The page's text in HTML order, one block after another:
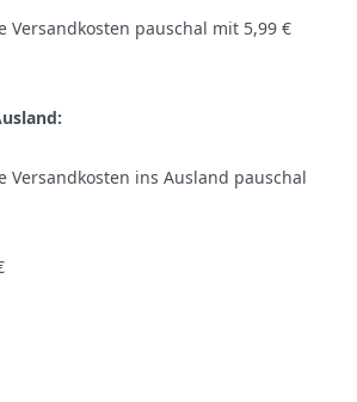
Versandkosten pauschal mit 5,99 €
:
Versandkosten ins Ausland pauschal